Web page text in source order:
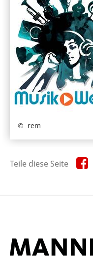
rem
Teile diese Seite